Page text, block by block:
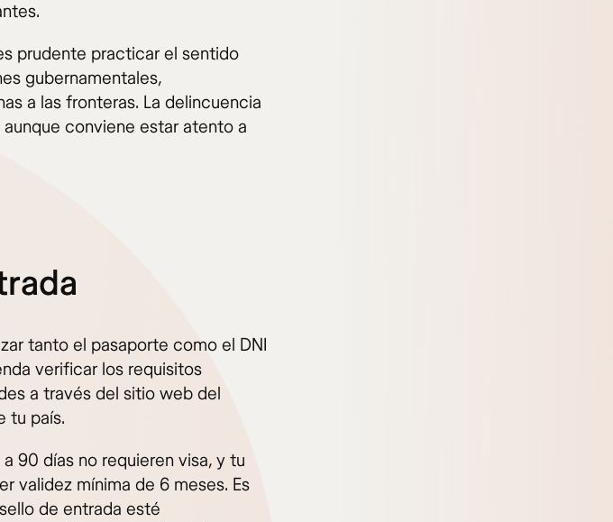
prudente practicar el sentido
gubernamentales,
a las fronteras. La delincuencia
conviene estar atento a
tanto el pasaporte como el DNI
verificar los requisitos
a través del sitio web del
tu país.
90 días no requieren visa, y tu
validez mínima de 6 meses. Es
de entrada esté